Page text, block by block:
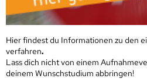
Hier findest du Informationen zu den
verfahren.
Lass dich nicht von einem
deinem Wunschstudium abbringen!